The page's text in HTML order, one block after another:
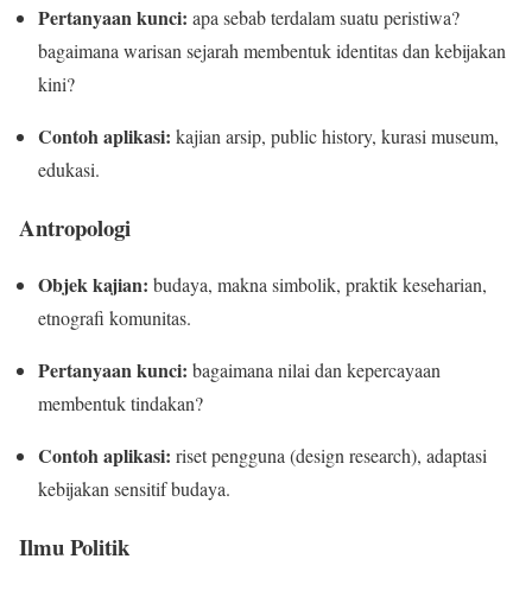
Pertanyaan kunci: apa sebab terdalam suatu peristiwa?
bagaimana warisan sejarah membentuk identitas dan kebijakan
kini?
Contoh aplikasi: kajian arsip, public history, kurasi museum,
edukasi.
Antropologi
Objek kajian: budaya, makna simbolik, praktik keseharian,
etnografi komunitas.
Pertanyaan kunci: bagaimana nilai dan kepercayaan
membentuk tindakan?
Contoh aplikasi: riset pengguna (design research), adaptasi
kebijakan sensitif budaya.
Ilmu Politik